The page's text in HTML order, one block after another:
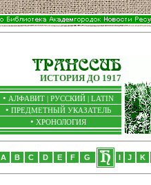
ИСТОРИЯ ДО 1917
• АЛФАВИТ | РУССКИЙ| LATIN
• ПРЕДМЕТНЫЙ УКАЗАТЕЛЬ
• ХРОНОЛОГИЯ
A B C D E F G I J K